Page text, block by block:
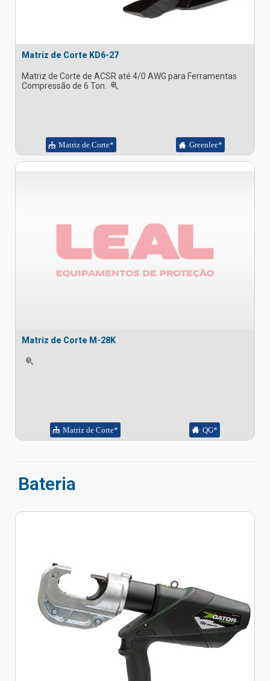
Matriz de Corte KD6-27
Matriz de Corte de ACSR até 4/0 AWG para Ferramentas
Compressão de 6 Ton.
Matriz de Corte* Greenlee*
Matriz de Corte M-28K
Matriz de Corte* QG*
Bateria